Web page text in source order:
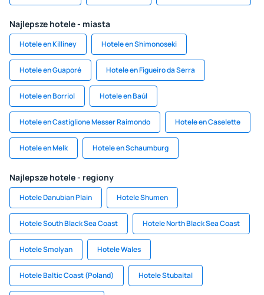
Najlepsze hotele - miasta
Hotele en Killiney Hotele en Shimonoseki
Hotele en Guaporé Hotele en Figueiro da Serra
Hotele en Borriol Hotele en Baúl
Hotele en Castiglione Messer Raimondo Hotele en Caselette
Hotele en Melk Hotele en Schaumburg
Najlepsze hotele - regiony
Hotele Danubian Plain Hotele Shumen
Hotele South Black Sea Coast Hotele North Black Sea Coast
Hotele Smolyan Hotele Wales
Hotele Baltic Coast (Poland) Hotele Stubaital